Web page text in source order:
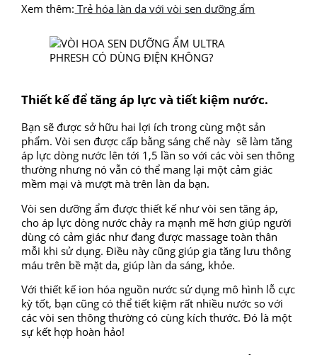
Xem thêm: Trẻ hóa làn da với vòi sen dưỡng ẩm
Thiết kế để tăng áp lực và tiết kiệm nước.
Bạn sẽ được sở hữu hai lợi ích trong cùng một sản
phẩm. Vòi sen được cấp bằng sáng chế này sẽ làm tăng
áp lực dòng nước lên tới 1,5 lần so với các vòi sen thông
thường nhưng nó vẫn có thể mang lại một cảm giác
mềm mại và mượt mà trên làn da bạn.
Vòi sen dưỡng ẩm được thiết kế như vòi sen tăng áp,
cho áp lực dòng nước chảy ra mạnh mẽ hơn giúp người
dùng có cảm giác như đang được massage toàn thân
mỗi khi sử dụng. Điều này cũng giúp gia tăng lưu thông
máu trên bề mặt da, giúp làn da sáng, khỏe.
Với thiết kế ion hóa nguồn nước sử dụng mô hình lỗ cực
kỳ tốt, bạn cũng có thể tiết kiệm rất nhiều nước so với
các vòi sen thông thường có cùng kích thước. Đó là một
sự kết hợp hoàn hảo!